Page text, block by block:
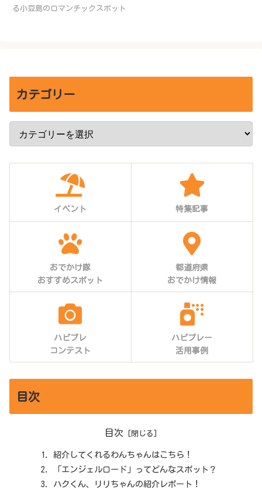
る小豆島のロマンチックスポット
カテゴリー
イベント 特集記事
おでかけ隊
おすすめスポット
都道府県
おでかけ情報
ハピプレ
コンテスト
ハピプレー
活用事例
目次
目次
紹介してくれるわんちゃんはこちら！
「エンジェルロード」ってどんなスポット？
ハクくん、リリちゃんの紹介レポート！